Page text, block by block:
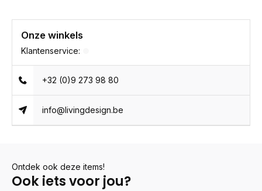
Onze winkels
Klantenservice:
+32 (0)9 273 98 80
info@livingdesign.be
Ontdek ook deze items!
Ook iets voor jou?